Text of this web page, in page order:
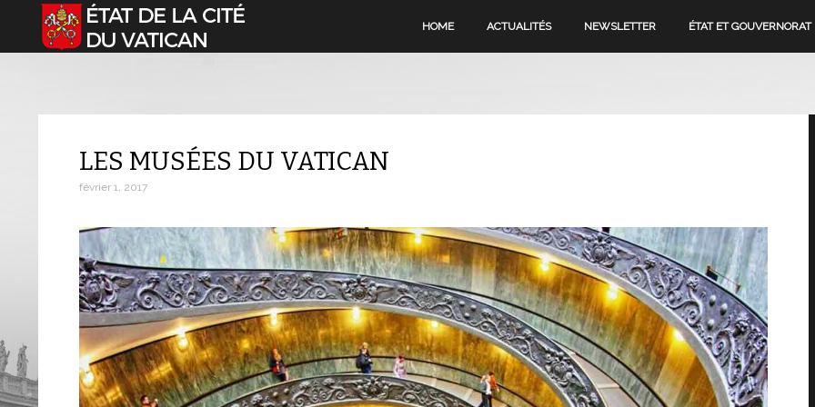
Sélectionnez votre langue HOME ACTUALITÉS NEWSLETTER ÉTAT ET GOUVERNORAT
LES MUSÉES DU VATICAN
février 1, 2017